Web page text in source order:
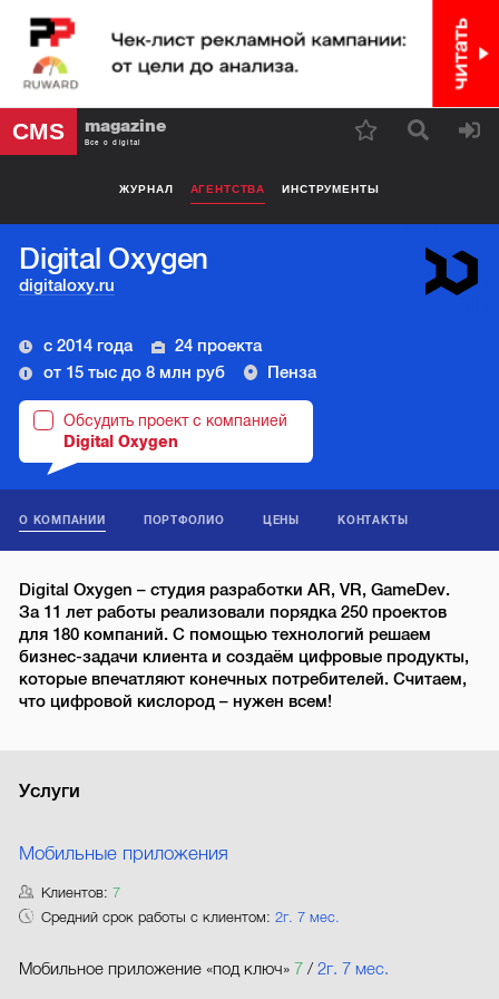
CMS magazine
Все о digital
ЖУРНАЛ АГЕНТСТВА ИНСТРУМЕНТЫ
Digital Oxygen
digitaloxy.ru
с 2014 года
24 проекта
от 15 тыс до 8 млн руб
Пенза
Обсудить проект с компанией
Digital Oxygen
О КОМПАНИИ ПОРТФОЛИО ЦЕНЫ КОНТАКТЫ
Digital Oxygen – студия разработки AR, VR, GameDev.
За 11 лет работы реализовали порядка 250 проектов
для 180 компаний. C помощью технологий решаем
бизнес-задачи клиента и создаём цифровые продукты,
которые впечатляют конечных потребителей. Считаем,
что цифровой кислород – нужен всем!
Услуги
Мобильные приложения
Клиентов:7
Средний срок работы с клиентом:2г. 7 мес.
Мобильное приложение «под ключ» 7 /2г. 7 мес.